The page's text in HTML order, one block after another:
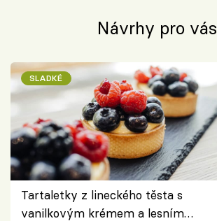
Návrhy pro vás
SLADKÉ
Tartaletky z lineckého těsta s
vanilkovým krémem a lesním